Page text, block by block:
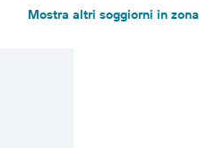
Mostra altri soggiorni in zona